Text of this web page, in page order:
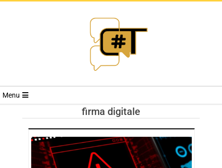
RIVISTA
TRENDS
Menu
firma digitale